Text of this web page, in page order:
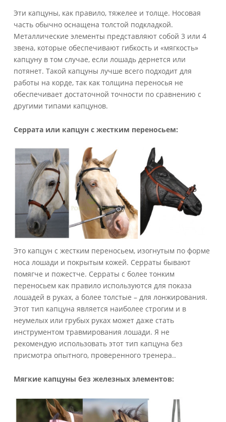
Эти капцуны, как правило, тяжелее и толще. Носовая
часть обычно оснащена толстой подкладкой.
Металлические элементы представляют собой 3 или 4
звена, которые обеспечивают гибкость и «мягкость»
капцуну в том случае, если лошадь дернется или
потянет. Такой капцуны лучше всего подходит для
работы на корде, так как толщина переносья не
обеспечивает достаточной точности по сравнению с
другими типами капцунов.
Серрата или капцун с жестким переносьем:
Это капцун с жестким переносьем, изогнутым по форме
носа лошади и покрытым кожей. Серраты бывают
помягче и пожестче. Серраты с более тонким
переносьем как правило используются для показа
лошадей в руках, а более толстые – для лонжирования.
Этот тип капцуна является наиболее строгим и в
неумелых или грубых руках может даже стать
инструментом травмирования лошади. Я не
рекомендую использовать этот тип капцуна без
присмотра опытного, проверенного тренера..
Мягкие капцуны без железных элементов: